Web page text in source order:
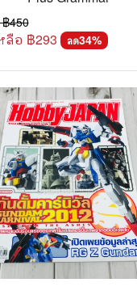
฿450
ลือ ฿293 ลด34%
ก๊ก
การ์ตูน
าร์ตูน
อเด็ก
รู้สำหรับเด็ก